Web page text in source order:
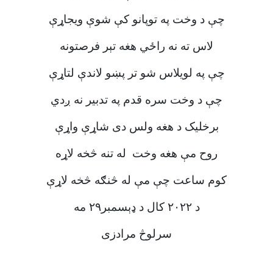
چې د وخت په توپانو کې شوې ویجاړې
لاس ته نه راځي هغه تېر فرصتونه
چې په لویلاس شو تر پښو لاندې لتاړې
چې د وخت سره قدم په تدبیر نه ږدي
برخلیک د هغه ولس دی شاړې واړې
روح مې هغه وخت له تنه څخه لاړه
کوم ساعت چې مې له څنګه څخه لاړې
د ۲۰۲۲ کال د ډېسمبر۲۹ مه
سرلوڅ مرادزی